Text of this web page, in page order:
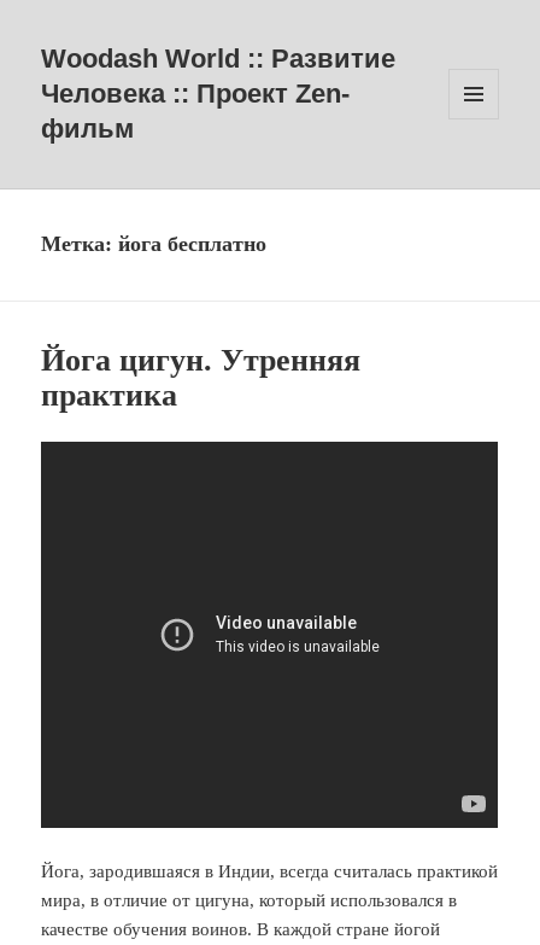
Woodash World :: Развитие
Человека :: Проект Zen-
фильм
Метка:йога бесплатно
Йога цигун. Утренняя
практика
Йога, зародившаяся в Индии, всегда считалась практикой
мира, в отличие от цигуна, который использовался в
качестве обучения воинов. В каждой стране йогой